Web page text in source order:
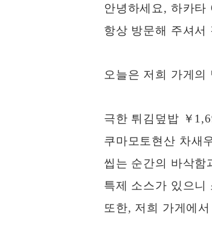
안녕하세요, 하카타
항상 방문해 주셔서
오늘은 저희 가게의
극한 튀김덮밥 ￥
쿠마모토현산 차새
씹는 순간의 바삭함
특제 소스가 있으니
또한, 저희 가게에